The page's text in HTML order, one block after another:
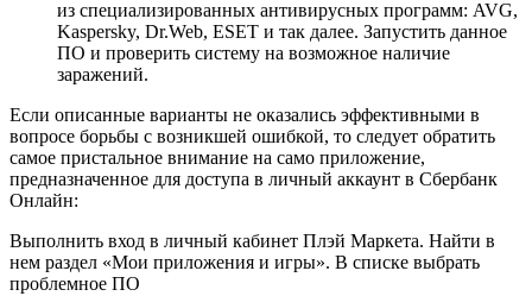
из специализированных антивирусных программ: AVG,
Kaspersky, Dr.Web, ESET и так далее. Запустить данное
ПО и проверить систему на возможное наличие
заражений.
Если описанные варианты не оказались эффективными в
вопросе борьбы с возникшей ошибкой, то следует обратить
самое пристальное внимание на само приложение,
предназначенное для доступа в личный аккаунт в Сбербанк
Онлайн:
Выполнить вход в личный кабинет Плэй Маркета. Найти в
нем раздел «Мои приложения и игры». В списке выбрать
проблемное ПО